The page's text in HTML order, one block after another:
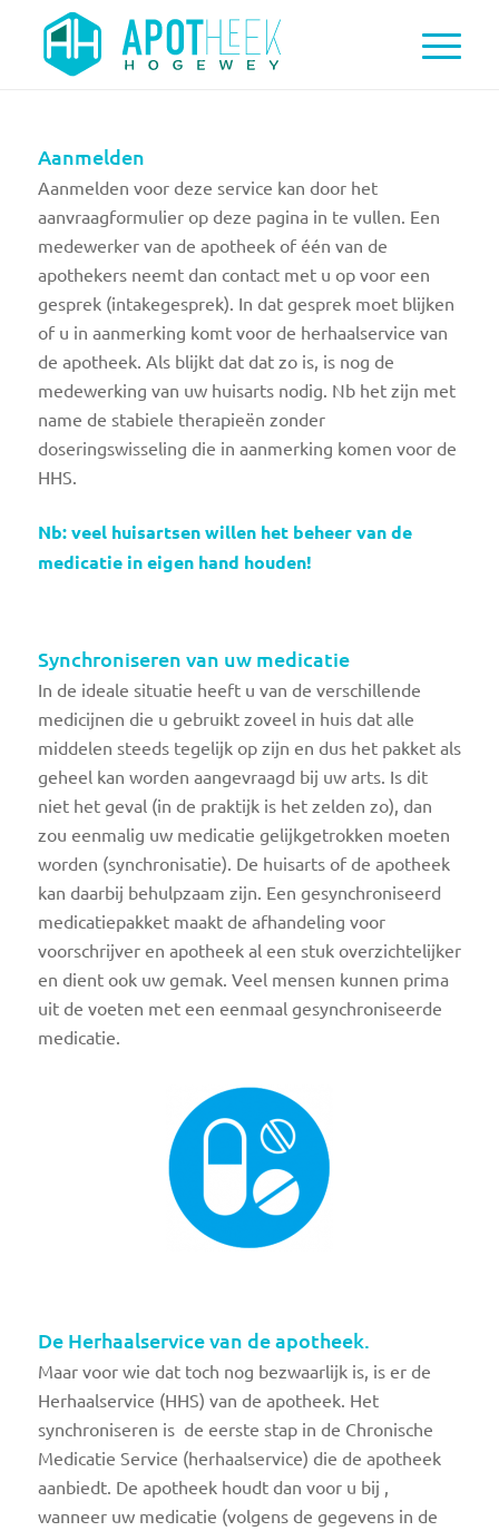
Aanmelden
Aanmelden voor deze service kan door het
aanvraagformulier op deze pagina in te vullen. Een
medewerker van de apotheek of één van de
apothekers neemt dan contact met u op voor een
gesprek (intakegesprek). In dat gesprek moet blijken
of u in aanmerking komt voor de herhaalservice van
de apotheek. Als blijkt dat dat zo is, is nog de
medewerking van uw huisarts nodig. Nb het zijn met
name de stabiele therapieën zonder
doseringswisseling die in aanmerking komen voor de
HHS.
Nb: veel huisartsen willen het beheer van de
medicatie in eigen hand houden!
Synchroniseren van uw medicatie
In de ideale situatie heeft u van de verschillende
medicijnen die u gebruikt zoveel in huis dat alle
middelen steeds tegelijk op zijn en dus het pakket als
geheel kan worden aangevraagd bij uw arts. Is dit
niet het geval (in de praktijk is het zelden zo), dan
zou eenmalig uw medicatie gelijkgetrokken moeten
worden (synchronisatie). De huisarts of de apotheek
kan daarbij behulpzaam zijn. Een gesynchroniseerd
medicatiepakket maakt de afhandeling voor
voorschrijver en apotheek al een stuk overzichtelijker
en dient ook uw gemak. Veel mensen kunnen prima
uit de voeten met een eenmaal gesynchroniseerde
medicatie.
De Herhaalservice van de apotheek.
Maar voor wie dat toch nog bezwaarlijk is, is er de
Herhaalservice (HHS) van de apotheek. Het
synchroniseren is de eerste stap in de Chronische
Medicatie Service (herhaalservice) die de apotheek
aanbiedt. De apotheek houdt dan voor u bij ,
wanneer uw medicatie (volgens de gegevens in de